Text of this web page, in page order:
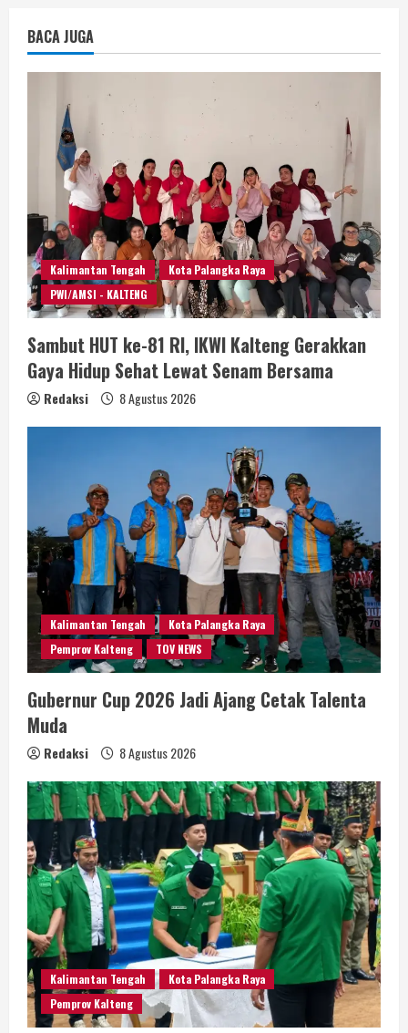
BACA JUGA
Kalimantan Tengah
Kota Palangka Raya
PWI/AMSI - KALTENG
Sambut HUT ke-81 RI, IKWI Kalteng Gerakkan
Gaya Hidup Sehat Lewat Senam Bersama
Redaksi 8 Agustus 2026
Kalimantan Tengah
Kota Palangka Raya
Pemprov Kalteng
TOV NEWS
Gubernur Cup 2026 Jadi Ajang Cetak Talenta
Muda
Redaksi 8 Agustus 2026
Kalimantan Tengah
Kota Palangka Raya
Pemprov Kalteng